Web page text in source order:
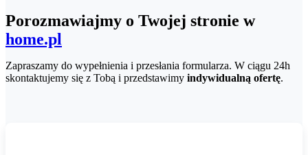
Porozmawiajmy o Twojej stronie w
home.pl
Zapraszamy do wypełnienia i przesłania formularza. W ciągu 24h
skontaktujemy się z Tobą i przedstawimy indywidualną ofertę.